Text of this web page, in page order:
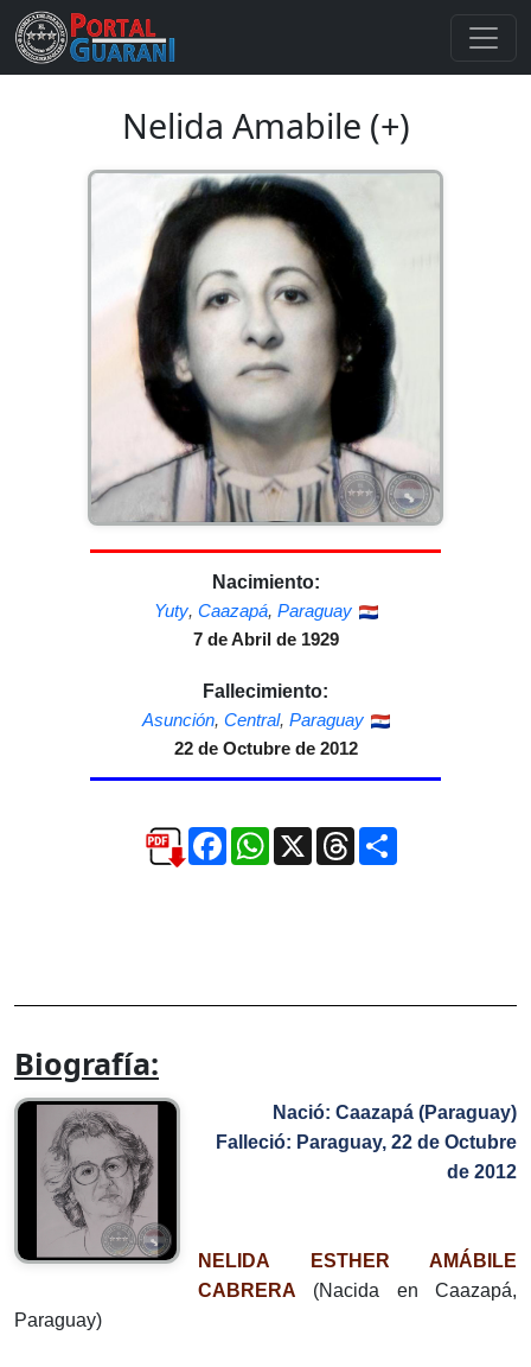
Nelida Amabile (+)
Nacimiento:
Yuty, Caazapá, Paraguay
7 de Abril de 1929
Fallecimiento:
Asunción, Central, Paraguay
22 de Octubre de 2012
FacebookWhatsApp
X ThreadsCompartir
Biografía:
Nació: Caazapá (Paraguay)
Falleció: Paraguay, 22 de Octubre
de 2012
NELIDA ESTHER AMÁBILE
CABRERA (Nacida en Caazapá,
Paraguay)